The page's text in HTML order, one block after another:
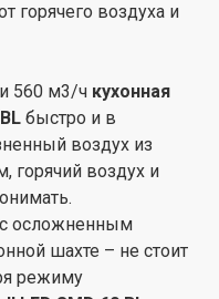
предпочтениям,
комфорте.
SMD 60 BL Ваш
в которое
снова.
горячего воздуха и
560 м3/ч кухонная
быстро и в
воздух из
горячий воздух и
осложненным
шахте – не стоит
режиму